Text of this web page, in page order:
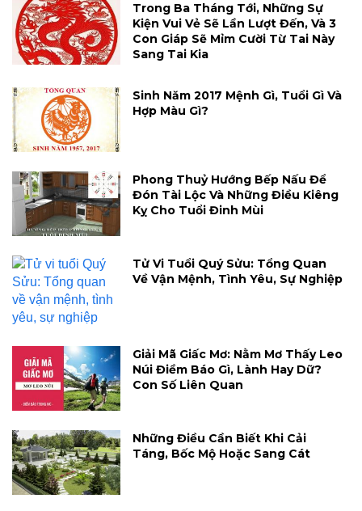
Trong Ba Tháng Tới, Những Sự
Kiện Vui Vẻ Sẽ Lần Lượt Đến, Và 3
Con Giáp Sẽ Mỉm Cười Từ Tai Này
Sang Tai Kia
Sinh Năm 2017 Mệnh Gì, Tuổi Gì Và
Hợp Màu Gì?
Phong Thuỷ Hướng Bếp Nấu Để
Đón Tài Lộc Và Những Điều Kiêng
Kỵ Cho Tuổi Đinh Mùi
Tử Vi Tuổi Quý Sửu: Tổng Quan
Về Vận Mệnh, Tình Yêu, Sự Nghiệp
Giải Mã Giấc Mơ: Nằm Mơ Thấy Leo
Núi Điềm Báo Gì, Lành Hay Dữ?
Con Số Liên Quan
Những Điều Cần Biết Khi Cải
Táng, Bốc Mộ Hoặc Sang Cát